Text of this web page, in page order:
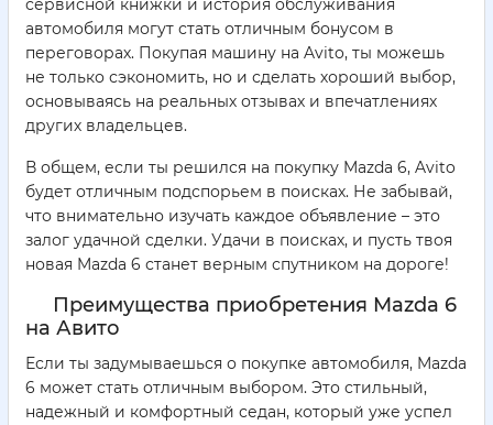
сервисной книжки и история обслуживания
автомобиля могут стать отличным бонусом в
переговорах. Покупая машину на Avito, ты можешь
не только сэкономить, но и сделать хороший выбор,
основываясь на реальных отзывах и впечатлениях
других владельцев.
В общем, если ты решился на покупку Mazda 6, Avito
будет отличным подспорьем в поисках. Не забывай,
что внимательно изучать каждое объявление – это
залог удачной сделки. Удачи в поисках, и пусть твоя
новая Mazda 6 станет верным спутником на дороге!
Преимущества приобретения Mazda 6
на Авито
Если ты задумываешься о покупке автомобиля, Mazda
6 может стать отличным выбором. Это стильный,
надежный и комфортный седан, который уже успел